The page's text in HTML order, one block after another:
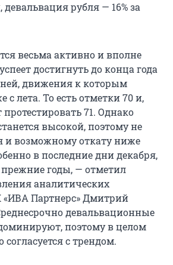
рубля — 16% за
весьма активно и вполне
достигнуть до конца года
движения к которым
лета. То есть отметки 70 и,
71. Однако
высокой, поэтому не
и возможному откату ниже
в последние дни декабря,
годы, — отметил
аналитических
«ИВА Партнерс» Дмитрий
девальвационные
поэтому в целом
с трендом.